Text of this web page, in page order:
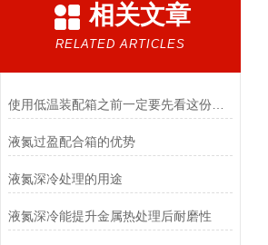
相关文章
RELATED ARTICLES
使用低温装配箱之前一定要先看这份说明
液氮过盈配合箱的优势
液氮深冷处理的用途
液氮深冷能提升金属热处理后耐磨性